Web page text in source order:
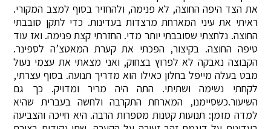
את הצד היפה החוצה, לא פנימה, ולהחזיר בסוף למצב המקורי.
ראיתי את עיני המארחת מרצדות בעדינות. כדי לתקן סובבתי
החוצה. נלחצתי שסובבתי יותר מדי. החזרתי קצת פנימה. ואז עוד
טיפה החוצה. בקיצור, הפכתי את קערת המאטצ’ה לספינר.
הקבוצה נאבקה לא לפרוץ בצחוק, ואני מצאתי את עצמי נעול
מבט בעלה מייפל בחלון כאילו הוא מדריך תנועה. בסוף עצרתי,
לקחתי נשימה ושתיתי. התה היה מריר ומדויק. כך גם
השיעור.כשסיימנו, המארחת התקרבה ולחשה בעברית שהיא
למדה מזמן: תנועות קטנות מספרות הרבה. היא חייכה והצביעה